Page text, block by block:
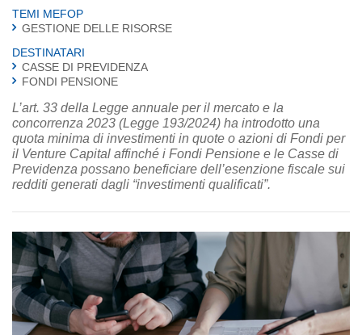
TEMI MEFOP
GESTIONE DELLE RISORSE
DESTINATARI
CASSE DI PREVIDENZA
FONDI PENSIONE
L’art. 33 della Legge annuale per il mercato e la
concorrenza 2023 (Legge 193/2024) ha introdotto una
quota minima di investimenti in quote o azioni di Fondi per
il Venture Capital affinché i Fondi Pensione e le Casse di
Previdenza possano beneficiare dell’esenzione fiscale sui
redditi generati dagli “investimenti qualificati”.